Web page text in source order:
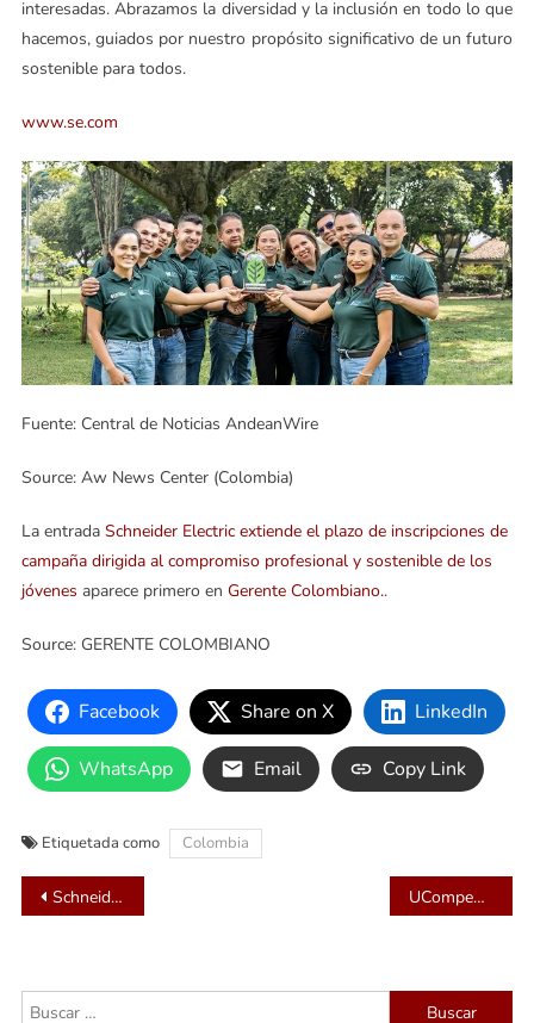
interesadas. Abrazamos la diversidad y la inclusión en todo lo que
hacemos, guiados por nuestro propósito significativo de un futuro
sostenible para todos.
www.se.com
Fuente: Central de Noticias AndeanWire
Source: Aw News Center (Colombia)
La entrada Schneider Electric extiende el plazo de inscripciones de
campaña dirigida al compromiso profesional y sostenible de los
jóvenes aparece primero en Gerente Colombiano..
Source: GERENTE COLOMBIANO
Facebook Share on X LinkedIn
WhatsApp Email Copy Link
Etiquetada como Colombia
Navegación
entradas
Schneider Electric extiende el plazo de inscripciones de campaña dirigida al compromiso profesional y sostenible de los jóvenes UCompensar invita a encuentro por la Sostenibilidad Empresarial
Buscar: